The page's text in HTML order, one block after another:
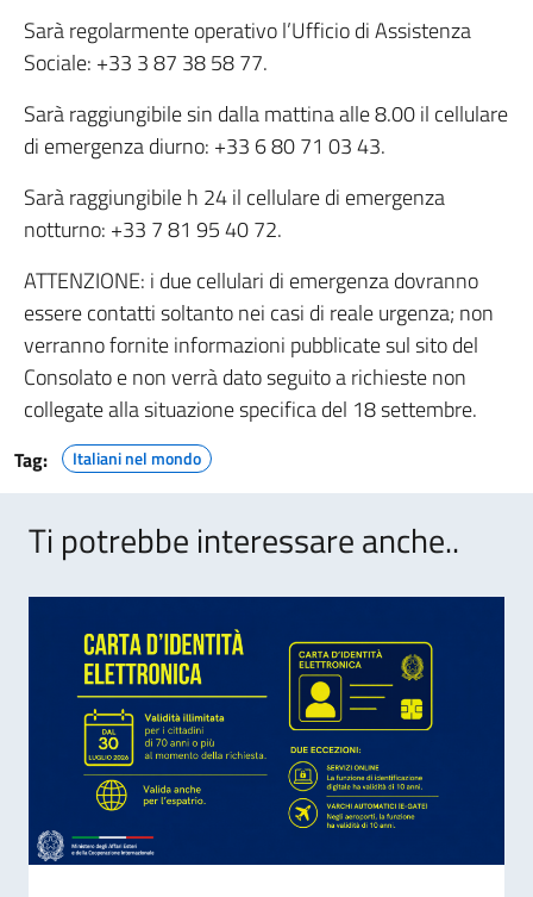
Sarà regolarmente operativo l’Ufficio di Assistenza
Sociale: +33 3 87 38 58 77.
Sarà raggiungibile sin dalla mattina alle 8.00 il cellulare
di emergenza diurno: +33 6 80 71 03 43.
Sarà raggiungibile h 24 il cellulare di emergenza
notturno: +33 7 81 95 40 72.
ATTENZIONE: i due cellulari di emergenza dovranno
essere contatti soltanto nei casi di reale urgenza; non
verranno fornite informazioni pubblicate sul sito del
Consolato e non verrà dato seguito a richieste non
collegate alla situazione specifica del 18 settembre.
Tag: Italiani nel mondo
Ti potrebbe interessare anche..